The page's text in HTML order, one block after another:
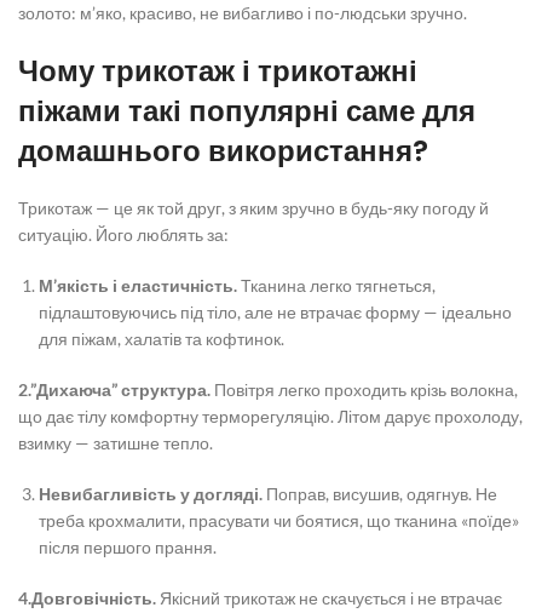
золото: м’яко, красиво, не вибагливо і по-людськи зручно.
Чому трикотаж і трикотажні
піжами такі популярні саме для
домашнього використання?
Трикотаж — це як той друг, з яким зручно в будь-яку погоду й
ситуацію. Його люблять за:
М’якість і еластичність.Тканина легко тягнеться,
підлаштовуючись під тіло, але не втрачає форму — ідеально
для піжам, халатів та кофтинок.
2.”Дихаюча” структура. Повітря легко проходить крізь волокна,
що дає тілу комфортну терморегуляцію. Літом дарує прохолоду,
взимку — затишне тепло.
Невибагливість у догляді. Поправ, висушив, одягнув. Не
треба крохмалити, прасувати чи боятися, що тканина «поїде»
після першого прання.
4.Довговічність. Якісний трикотаж не скачується і не втрачає